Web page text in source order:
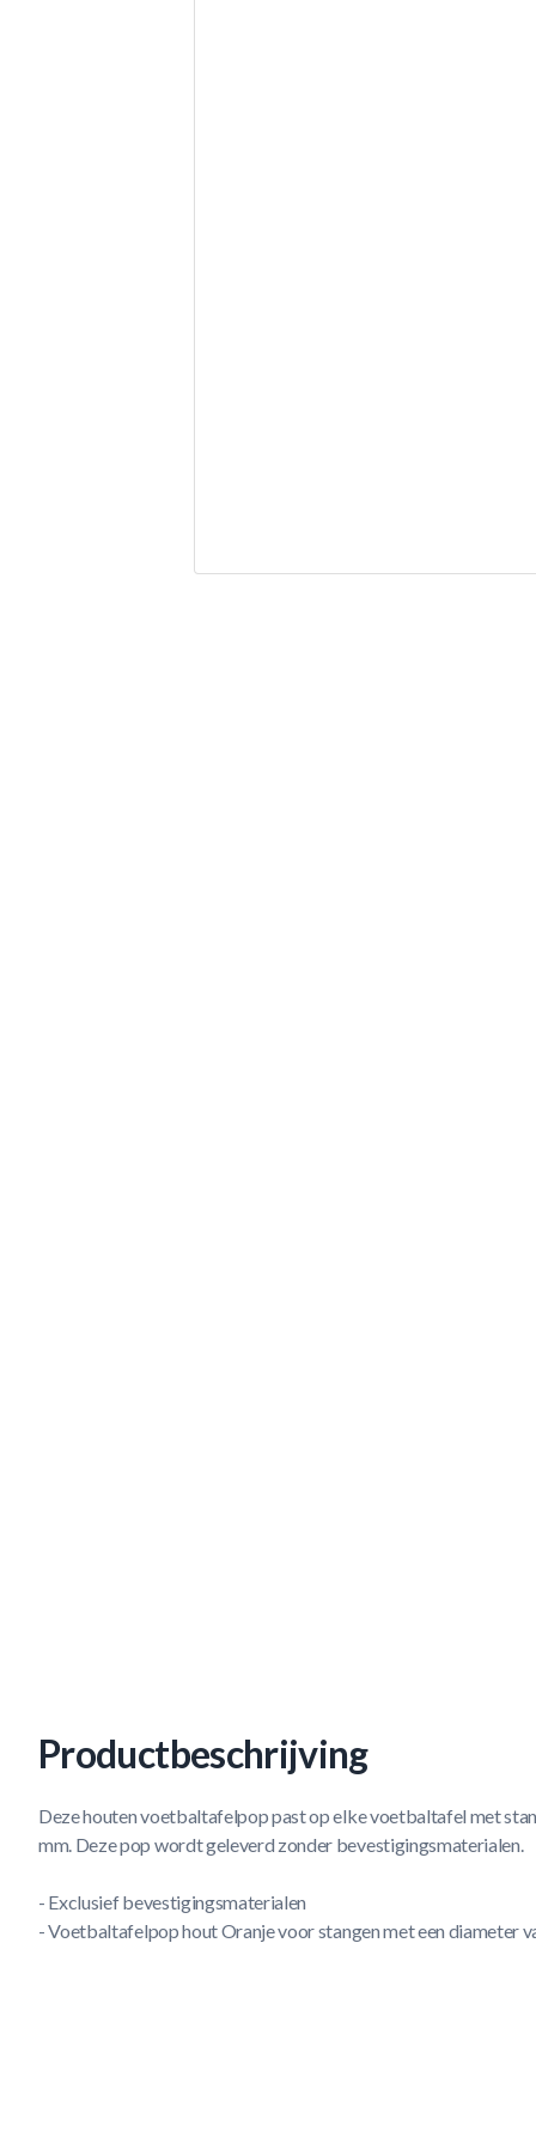
Productbeschrijving
Deze houten voetbaltafelpop past op elke voetbaltafel met
mm. Deze pop wordt geleverd zonder bevestigingsmaterialen.
- Exclusief bevestigingsmaterialen
- Voetbaltafelpop hout Oranje voor stangen met een diameter